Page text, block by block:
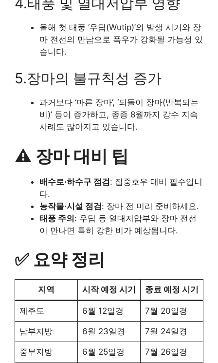
올해 첫 태풍 ‘우딥(Wutip)’의 발생 시기와 장
마 전선의 만남으로 폭우가 강화될 가능성 있
습니다.
5.장마의 불규칙성 증가
과거보다 ‘마른 장마’, ‘되돌이 장마(반복되는
비)’ 등이 증가하고, 종종 8월까지 강수 지속
사례도 많아지고 있습니다.
⚠️ 장마 대비 팁
배수로·하수구 점검: 집중호우 대비 필수입니
다.
농작물·시설 점검: 장마 전 미리 준비하세요.
태풍 주의: 우딥 등 열대저압부와 장마 전선
이 만나면 특히 강한 비가 예상됩니다.
✅ 요약 정리
지역 시작 예정 시기 종료 예정 시기
제주도 6월 12일경 7월 20일경
남부지방 6월 23일경 7월 24일경
중부지방 6월 25일경 7월 26일경